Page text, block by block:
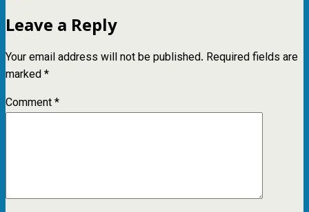
Leave a Reply
Your email address will not be published. Required fields are
marked*
Comment*